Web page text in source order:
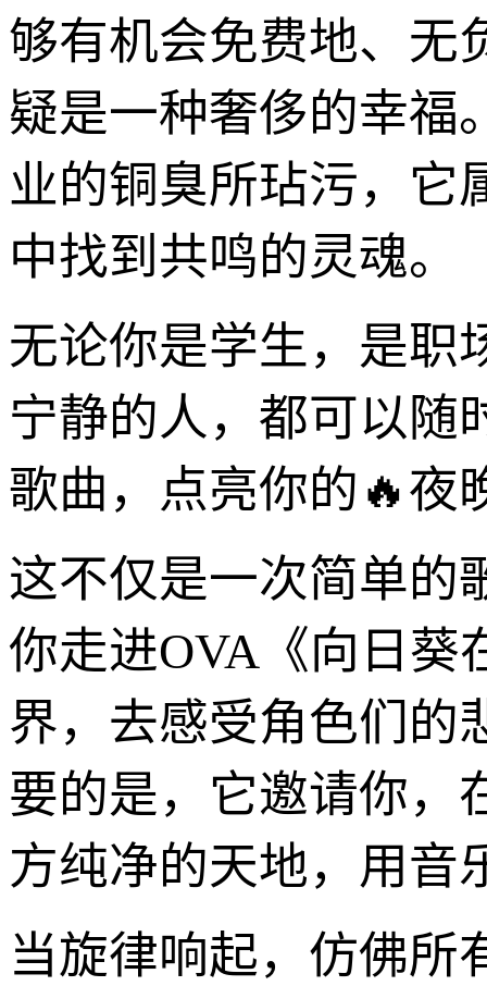
够有机会免费地、无
疑是一种奢侈的幸福
业的铜臭所玷污，它
中找到共鸣的灵魂。
无论你是学生，是职
宁静的人，都可以随
歌曲，点亮你的🔥夜
这不仅是一次简单的
你走进OVA《向日葵
界，去感受角色们的
要的是，它邀请你，
方纯净的天地，用音
当旋律响起，仿佛所